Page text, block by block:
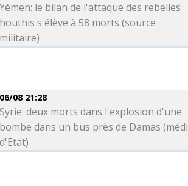
Yémen: le bilan de l'attaque des rebelles
houthis s'élève à 58 morts (source
militaire)
06/08 21:28
Syrie: deux morts dans l'explosion d'une
bombe dans un bus près de Damas
d'Etat)